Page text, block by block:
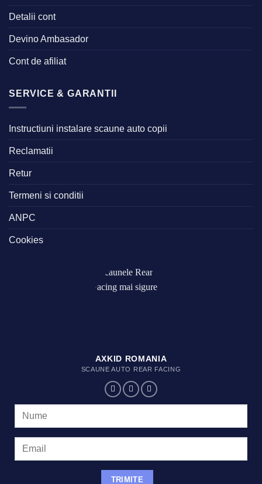
Detalii cont
Devino Ambasador
Cont de afiliat
SERVICE & GARANTII
Instructiuni instalare scaune auto copii
Reclamatii
Retur
Termeni si conditii
ANPC
Cookies
AXKID ROMANIA
SCAUNE AUTO REAR FACING